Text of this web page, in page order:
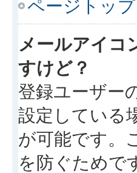
ページトップ
メールアイコ
すけど？
登録ユーザー
設定している
が可能です。
を防ぐためで